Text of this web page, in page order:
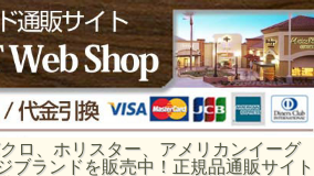
ロ、ホリスター、アメリカンイーグ
ブランドを販売中！正規品通販サイト